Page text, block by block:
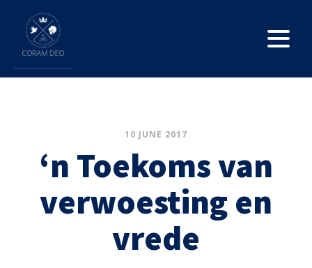
10 JUNE 2017
‘n Toekoms van
verwoesting en
vrede